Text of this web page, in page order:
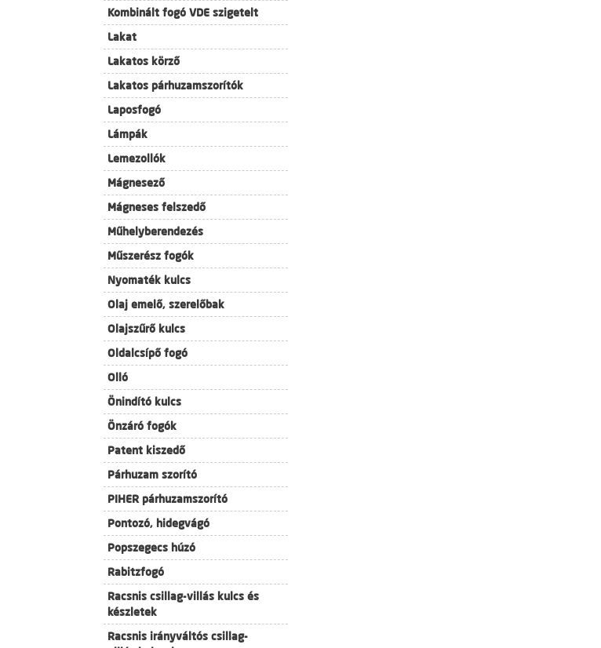
Kombinált fogó VDE szigetelt
Lakat
Lakatos körző
Lakatos párhuzamszorítók
Laposfogó
Lámpák
Lemezollók
Mágnesező
Mágneses felszedő
Műhelyberendezés
Műszerész fogók
Nyomaték kulcs
Olaj emelő, szerelőbak
Olajszűrő kulcs
Oldalcsípő fogó
Olló
Önindító kulcs
Önzáró fogók
Patent kiszedő
Párhuzam szorító
PIHER párhuzamszorító
Pontozó, hidegvágó
Popszegecs húzó
Rabitzfogó
Racsnis csillag-villás kulcs és
készletek
Racsnis irányváltós csillag-